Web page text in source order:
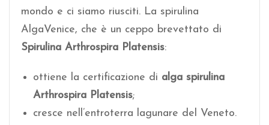
mondo e ci siamo riusciti. La spirulina
AlgaVenice, che è un ceppo brevettato di
Spirulina Arthrospira Platensis:
ottiene la certificazione di alga spirulina
Arthrospira Platensis;
cresce nell’entroterra lagunare del Veneto.